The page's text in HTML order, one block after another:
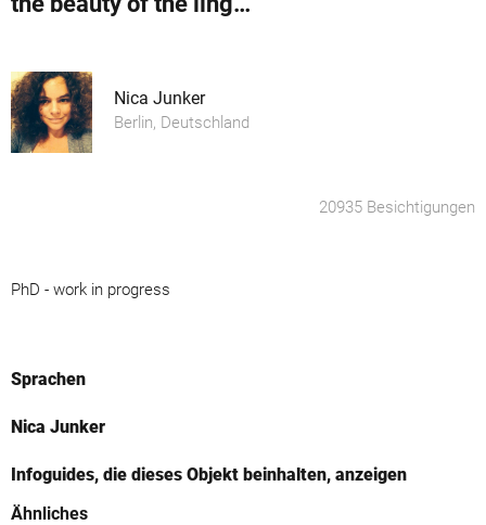
Nica Junker
Berlin, Deutschland
20935 Besichtigungen
PhD - work in progress
Sprachen
Nica Junker
Infoguides, die dieses Objekt beinhalten, anzeigen
Ähnliches